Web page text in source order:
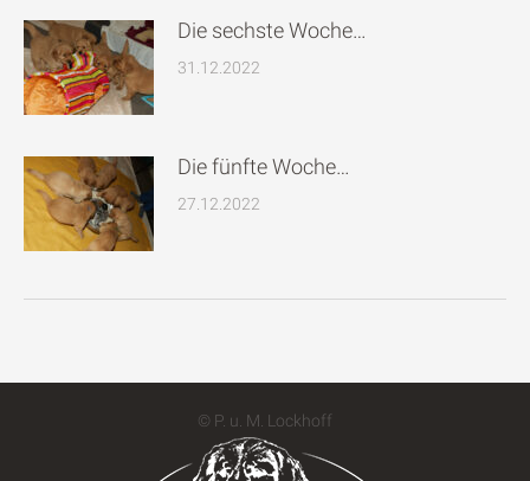
Die sechste Woche…
31.12.2022
Die fünfte Woche…
27.12.2022
© P. u. M. Lockhoff